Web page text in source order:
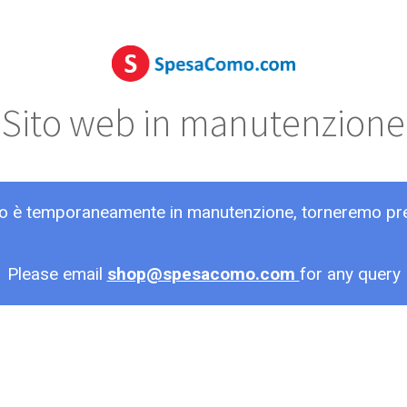
Sito web in manutenzione
è temporaneamente in manutenzione, torneremo
Please email shop@spesacomo.com for any query